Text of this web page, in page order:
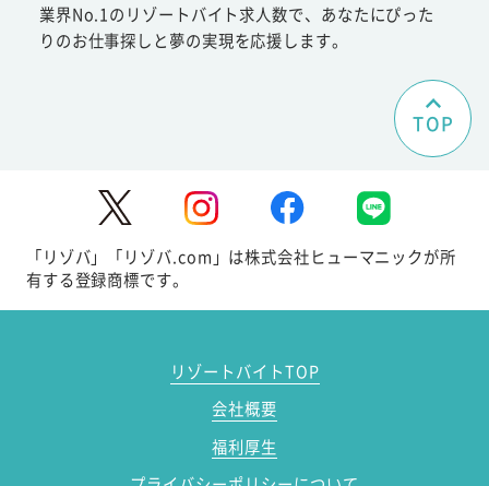
業界No.1のリゾートバイト求人数で、あなたにぴった
りのお仕事探しと夢の実現を応援します。
TOP
「リゾバ」「リゾバ.com」は株式会社ヒューマニックが所
有する登録商標です。
リゾートバイトTOP
会社概要
福利厚生